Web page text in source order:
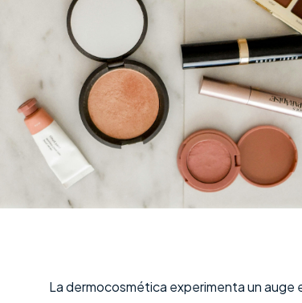
La dermocosmética experimenta un